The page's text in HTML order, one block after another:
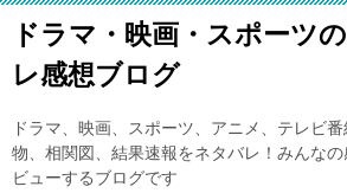
ドラマ・映画・スポーツ
レ感想ブログ
ドラマ、映画、スポーツ、アニメ、テレビ
物、相関図、結果速報をネタバレ！みんな
ビューするブログです